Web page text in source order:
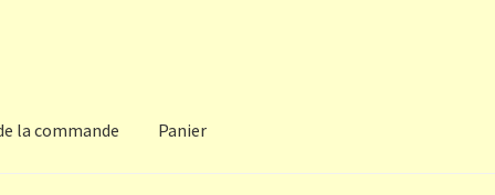
la commande Panier